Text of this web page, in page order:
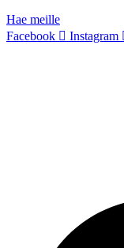
Hae meille
Facebook
Instagram